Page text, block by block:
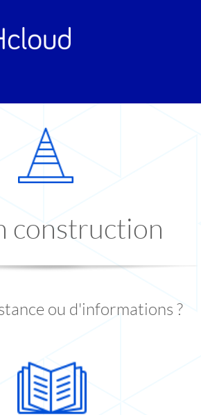
construction
ou d'informations ?